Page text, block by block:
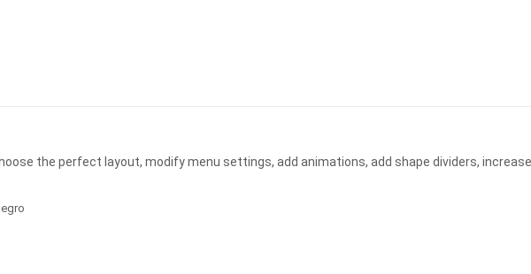
the perfect layout, modify menu settings, add animations, add shape dividers,